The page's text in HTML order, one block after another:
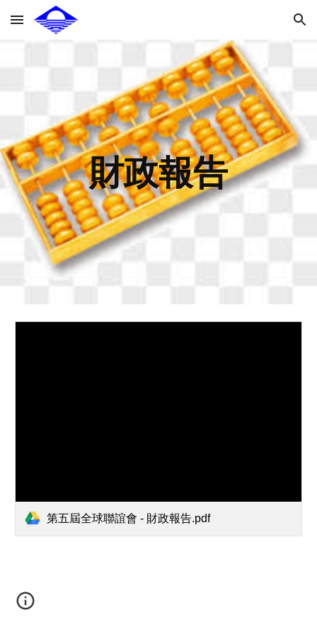
Skip to main content Skip to navigation
財政報告
第五屆全球聯誼會 - 財政報告.pdf